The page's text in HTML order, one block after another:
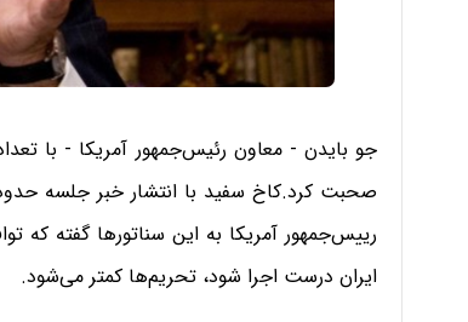
جو بایدن - معاون رئیس‌جمهور آمریکا - با
صحبت کرد.کاخ سفید با انتشار خبر جلسه
رییس‌جمهور آمریکا به این سناتورها گفته که
ایران درست اجرا شود، تحریم‌ها کمتر می‌شود.